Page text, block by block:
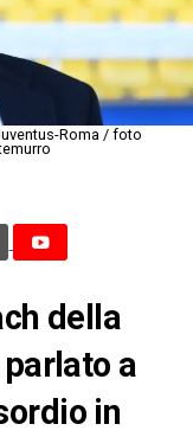
Roma / foto
della
a
in